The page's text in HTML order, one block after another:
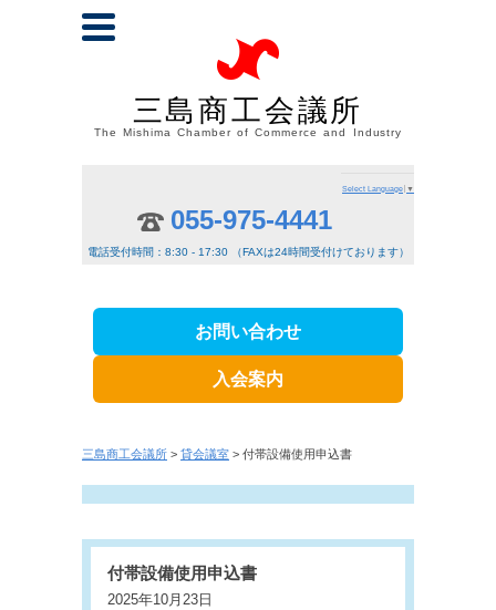
三島商工会議所
The Mishima Chamber of Commerce and Industry
Select Language ▼
055-975-4441
電話受付時間：8:30 - 17:30 （FAXは24時間受付けております）
お問い合わせ
入会案内
三島商工会議所 > 貸会議室 > 付帯設備使用申込書
付帯設備使用申込書
2025年10月23日